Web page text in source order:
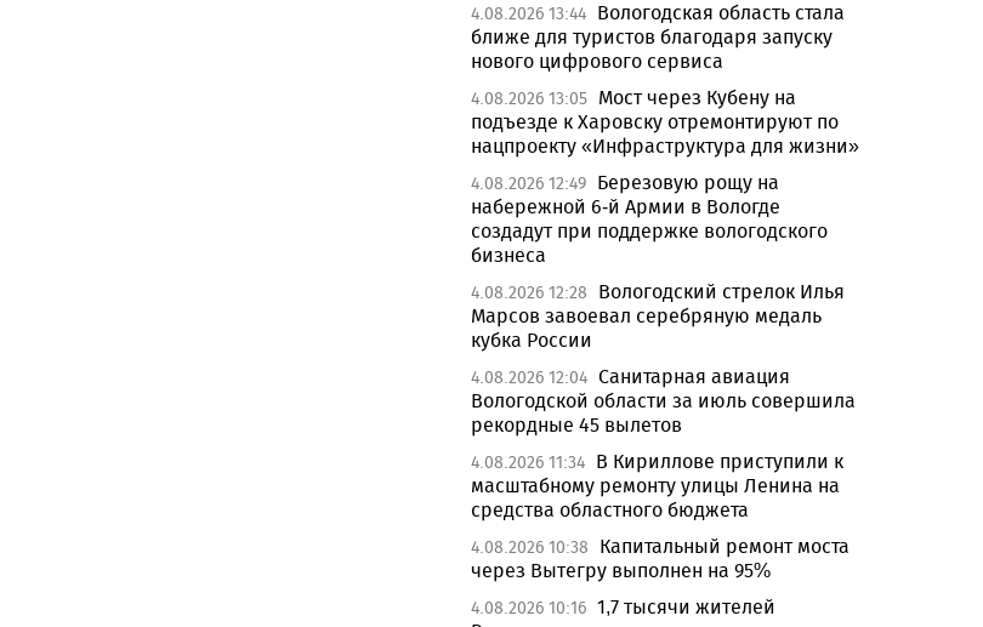
4.08.2026 13:44 Вологодская область стала
ближе для туристов благодаря запуску
нового цифрового сервиса
4.08.2026 13:05 Мост через Кубену на
подъезде к Харовску отремонтируют по
нацпроекту «Инфраструктура для жизни»
4.08.2026 12:49 Березовую рощу на
набережной 6-й Армии в Вологде
создадут при поддержке вологодского
бизнеса
4.08.2026 12:28
Вологодский стрелок Илья
Марсов завоевал серебряную медаль
кубка России
4.08.2026 12:04 Санитарная авиация
Вологодской области за июль совершила
рекордные 45 вылетов
4.08.2026 11:34 В Кириллове приступили к
масштабному ремонту улицы Ленина на
средства областного бюджета
4.08.2026 10:38
Капитальный ремонт моста
через Вытегру выполнен на 95%
4.08.2026 10:16 1,7 тысячи жителей